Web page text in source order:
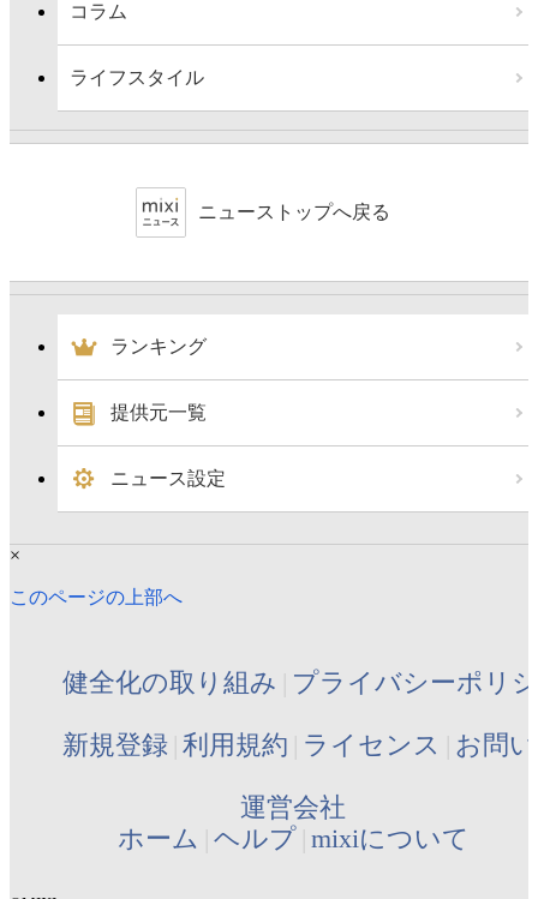
コラム
ライフスタイル
ニューストップへ戻る
ランキング
提供元一覧
ニュース設定
×
このページの上部へ
健全化の取り組み プライバシーポリ
新規登録 利用規約 ライセンス お問
運営会社
ホーム ヘルプ mixiについて